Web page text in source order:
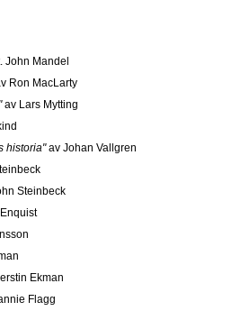
John Mandel
Ron MacLarty
av Lars Mytting
historia"av Johan Vallgren
Steinbeck
Ekman
Flagg